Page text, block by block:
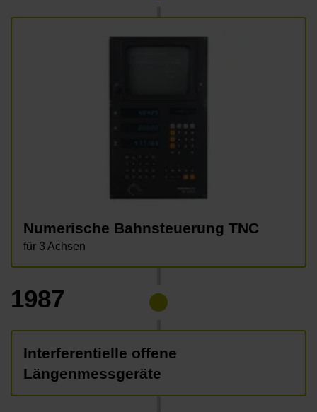
Numerische Bahnsteuerung TNC
für 3 Achsen
1987
Interferentielle offene
Längenmessgeräte